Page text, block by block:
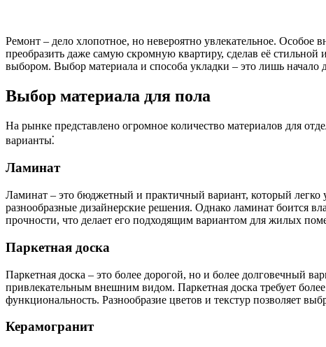
Ремонт – дело хлопотное, но невероятно увлекательное. Особое
преобразить даже самую скромную квартиру, сделав её
выбором. Выбор материала и способа укладки – это лишь начало
Выбор материала для пола
На рынке представлено огромное количество материалов для
варианты⁚
Ламинат
Ламинат – это бюджетный и практичный вариант, который легко
разнообразные дизайнерские решения. Однако ламинат боится
прочности, что делает его подходящим вариантом для жилых
Паркетная доска
Паркетная доска – это более дорогой, но и более долговечный
привлекательным внешним видом. Паркетная доска требует
функциональность. Разнообразие цветов и текстур позволяет
Керамогранит